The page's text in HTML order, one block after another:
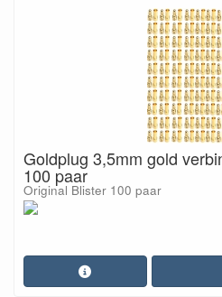
Goldplug 3,5mm gold
100 paar
Original Blister 100 paar